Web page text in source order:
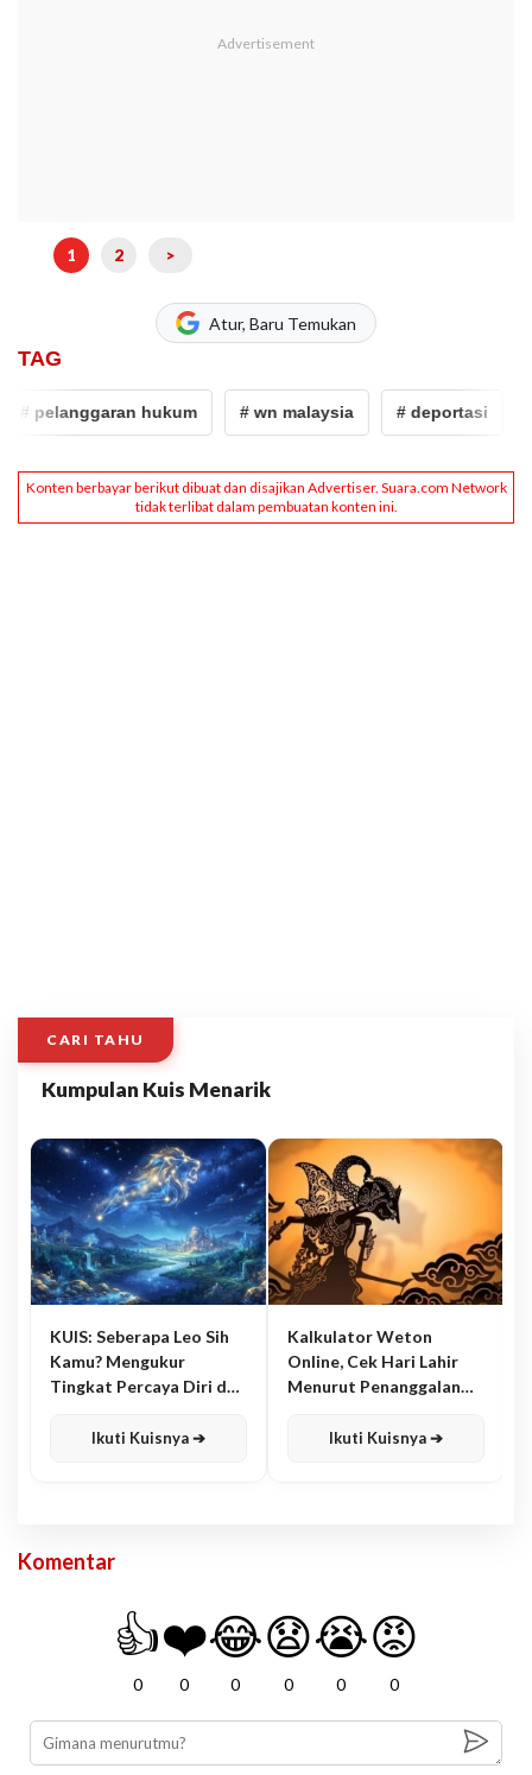
1 2 >
Atur, Baru Temukan
TAG
pelanggaran hukum # wn malaysia # deportasi
CARI TAHU
Kumpulan Kuis Menarik
KUIS: Seberapa Leo Sih
Kamu? Mengukur
Tingkat Percaya Diri dan
Ikuti Kuisnya ➔
Kalkulator Weton
Online, Cek Hari Lahir
Menurut Penanggalan
Ikuti Kuisnya ➔
Komentar
👍
0
❤️
0
😂
0
😧
0
😭
0
😡
0